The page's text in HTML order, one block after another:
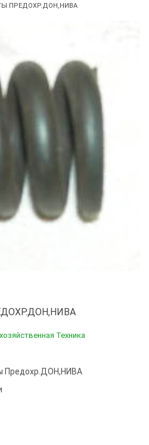
ПРЕДОХР.ДОН,НИВА
Техника
Предохр.ДОН,НИВА